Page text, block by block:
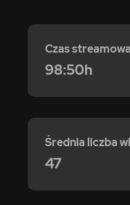
Czas
98:50h
Średnia liczba
47